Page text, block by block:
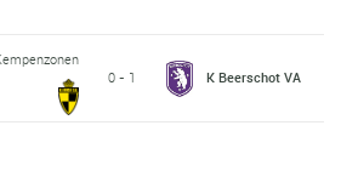
0 - 1
K Beerschot VA